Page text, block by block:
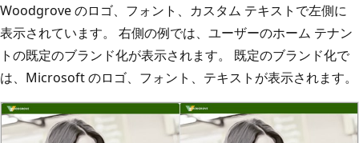
Woodgrove のロゴ、フォント、カスタム テキストで左側に
表示されています。 右側の例では、ユーザーのホーム テナン
トの既定のブランド化が表示されます。 既定のブランド化で
は、Microsoft のロゴ、フォント、テキストが表示されます。